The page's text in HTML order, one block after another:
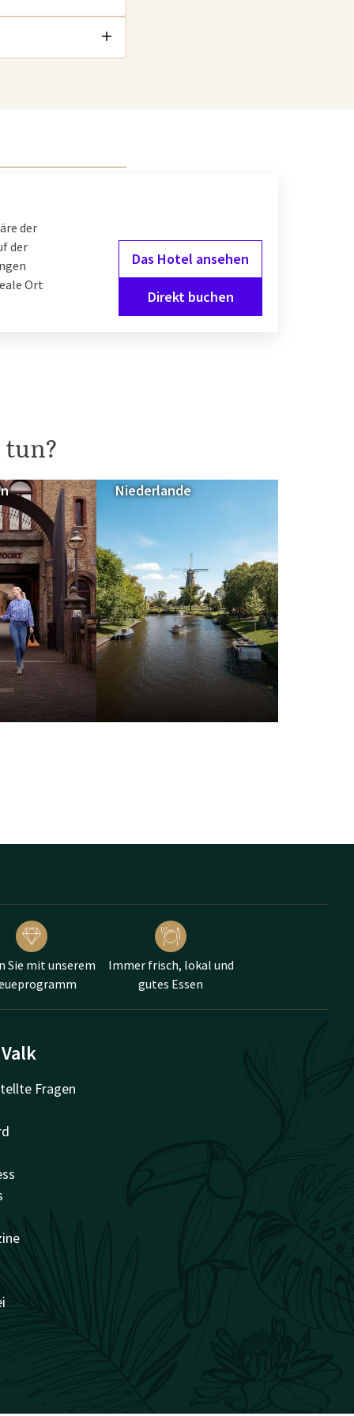
der
der
Ort
Das Hotel ansehen
Direkt buchen
Niederlande
Sie mit unserem
Immer frisch, lokal und
gutes Essen
Fragen